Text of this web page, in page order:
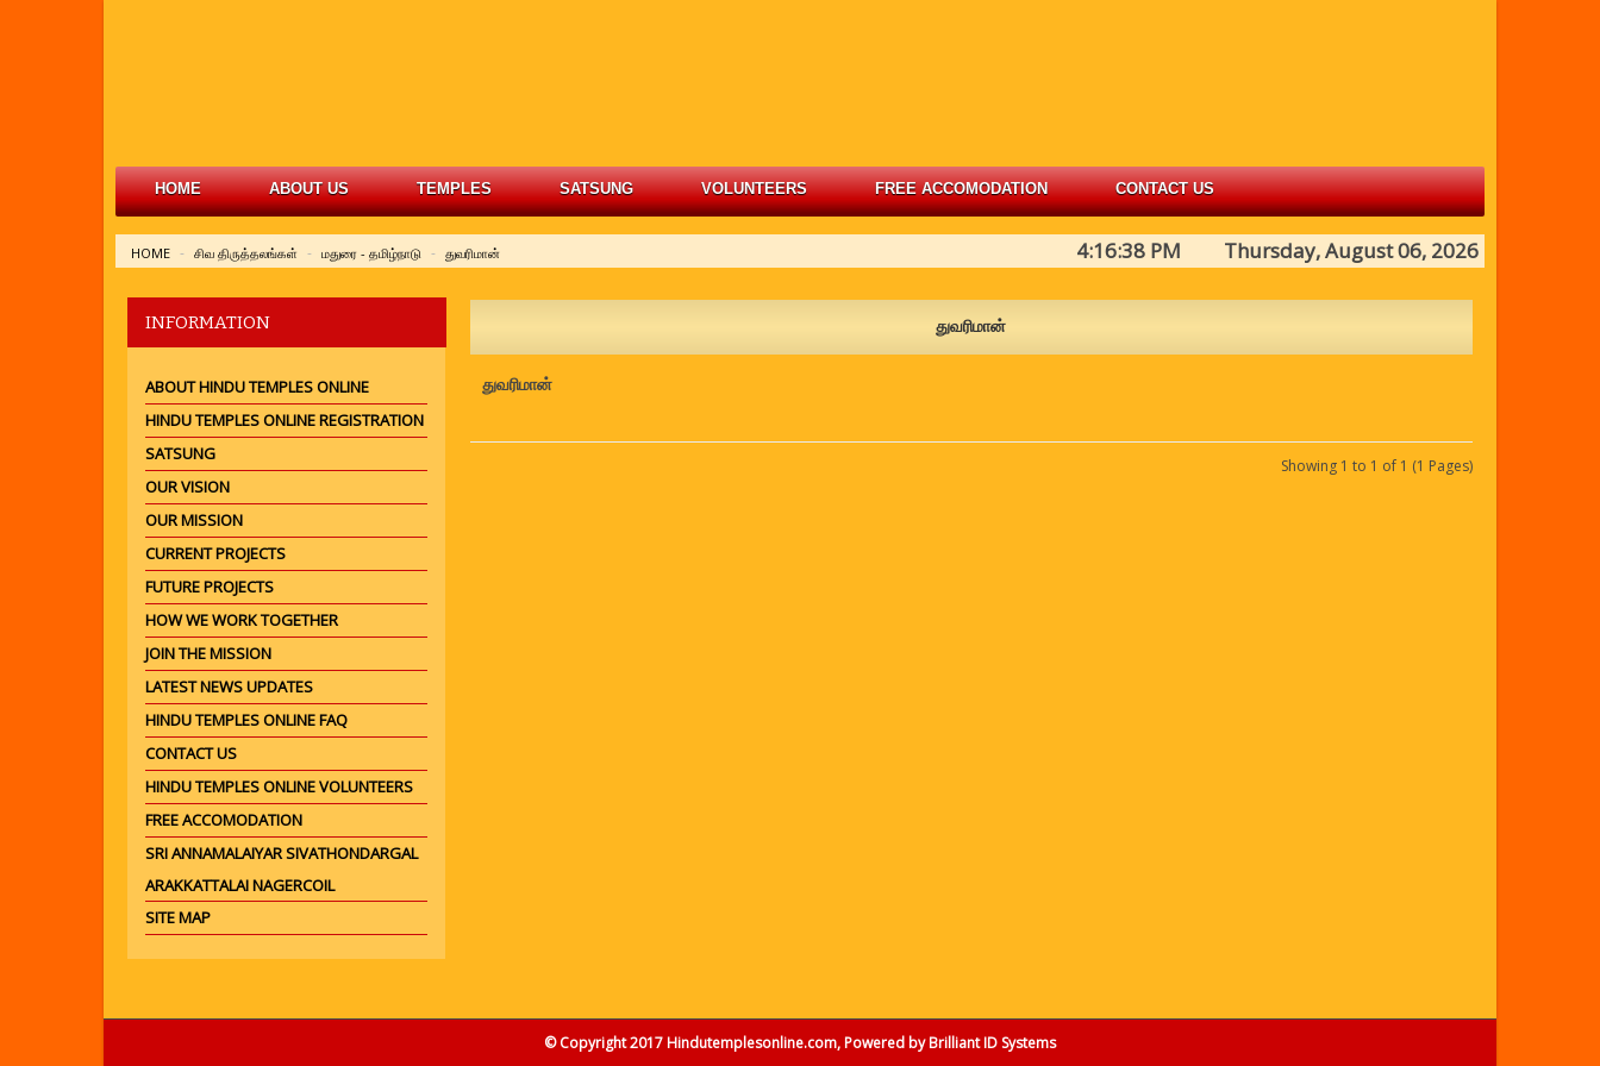
HOME ABOUT US TEMPLES SATSUNG VOLUNTEERS FREE ACCOMODATION CONTACT US
4:16:38 PM Thursday, August 06, 2026
INFORMATION
ABOUT HINDU TEMPLES ONLINE
HINDU TEMPLES ONLINE REGISTRATION
SATSUNG
OUR VISION
OUR MISSION
CURRENT PROJECTS
FUTURE PROJECTS
HOW WE WORK TOGETHER
JOIN THE MISSION
LATEST NEWS UPDATES
HINDU TEMPLES ONLINE FAQ
CONTACT US
HINDU TEMPLES ONLINE VOLUNTEERS
FREE ACCOMODATION
SRI ANNAMALAIYAR SIVATHONDARGAL
ARAKKATTALAI NAGERCOIL
SITE MAP
HOME சிவ திருத்தலங்கள் மதுரை - தமிழ்நாடு துவரிமான்
துவரிமான்
துவரிமான்
Showing 1 to 1 of 1 (1 Pages)
© Copyright 2017 Hindutemplesonline.com, Powered byBrilliant ID Systems